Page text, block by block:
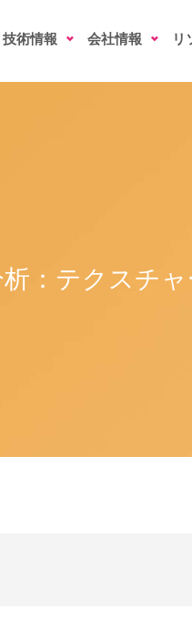
技術情報 会社情報 リ
：テクスチ